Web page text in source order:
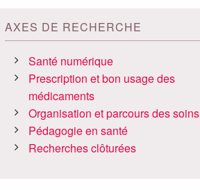
AXES DE RECHERCHE
Santé numérique
Prescription et bon usage des
médicaments
Organisation et parcours des soins
Pédagogie en santé
Recherches clôturées